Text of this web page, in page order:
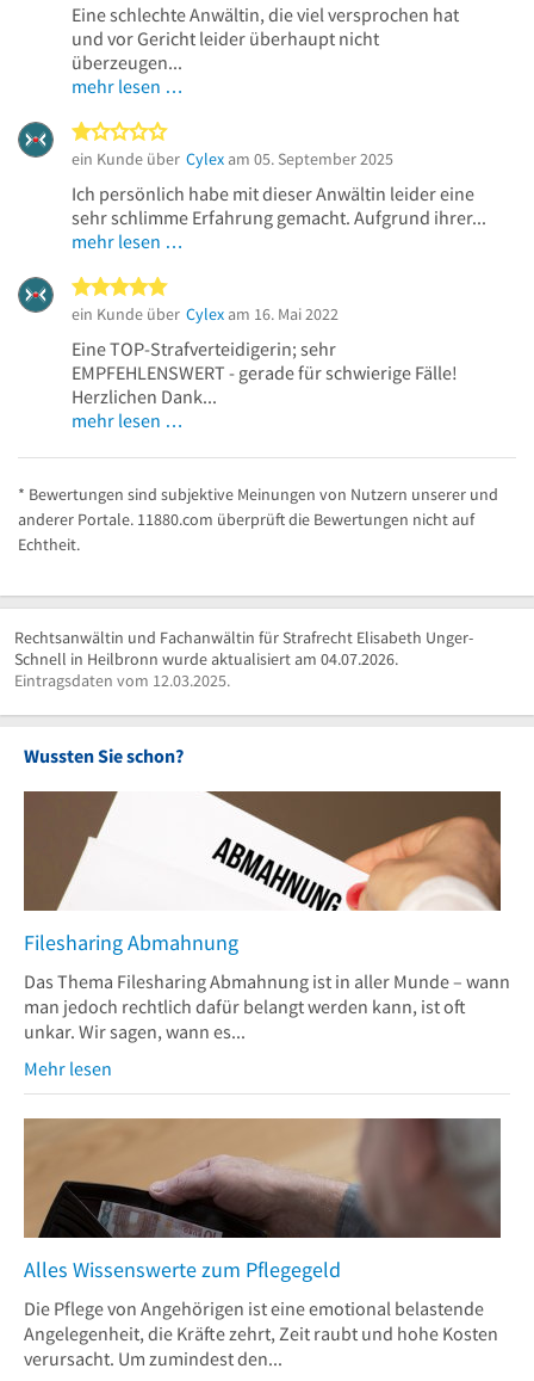
Eine schlechte Anwältin, die viel versprochen hat
und vor Gericht leider überhaupt nicht
überzeugen...
mehr lesen …
ein Kunde über Cylex am 05. September 2025
Ich persönlich habe mit dieser Anwältin leider eine
sehr schlimme Erfahrung gemacht. Aufgrund ihrer...
mehr lesen …
ein Kunde über Cylex am 16. Mai 2022
Eine TOP-Strafverteidigerin; sehr
EMPFEHLENSWERT - gerade für schwierige Fälle!
Herzlichen Dank...
mehr lesen …
* Bewertungen sind subjektive Meinungen von Nutzern unserer und
anderer Portale. 11880.com überprüft die Bewertungen nicht auf
Echtheit.
Rechtsanwältin und Fachanwältin für Strafrecht Elisabeth Unger-
Schnell in Heilbronn wurde aktualisiert am 04.07.2026.
Eintragsdaten vom 12.03.2025.
Wussten Sie schon?
Filesharing Abmahnung
Das Thema Filesharing Abmahnung ist in aller Munde – wann
man jedoch rechtlich dafür belangt werden kann, ist oft
unkar. Wir sagen, wann es...
Mehr lesen
Alles Wissenswerte zum Pflegegeld
Die Pflege von Angehörigen ist eine emotional belastende
Angelegenheit, die Kräfte zehrt, Zeit raubt und hohe Kosten
verursacht. Um zumindest den...